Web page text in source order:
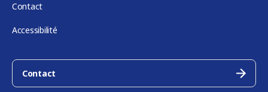
Contact
Accessibilité
Contact